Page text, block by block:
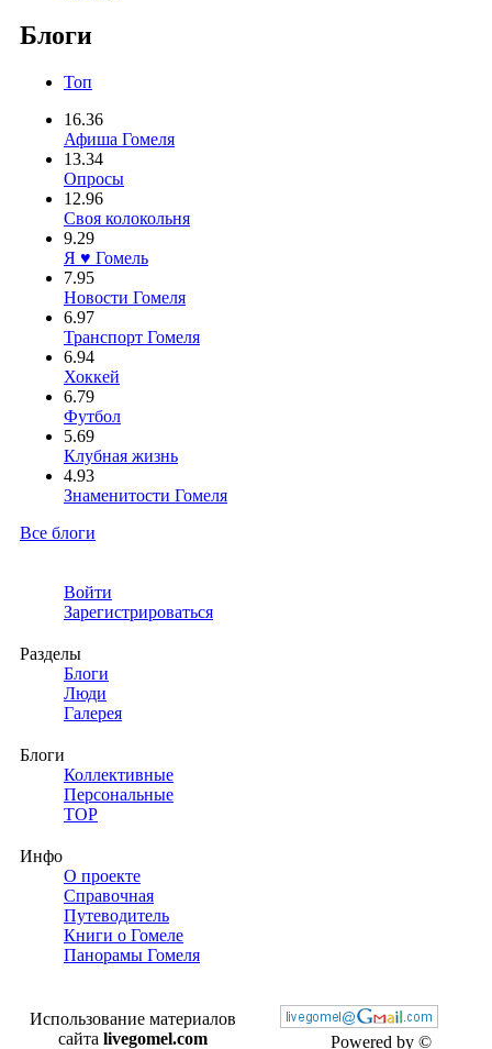
Блоги
Топ
16.36
Афиша Гомеля
13.34
Опросы
12.96
Своя колокольня
9.29
Я ♥ Гомель
7.95
Новости Гомеля
6.97
Транспорт Гомеля
6.94
Хоккей
6.79
Футбол
5.69
Клубная жизнь
4.93
Знаменитости Гомеля
Все блоги
Войти
Зарегистрироваться
Разделы
Блоги
Люди
Галерея
Блоги
Коллективные
Персональные
TOP
Инфо
О проекте
Справочная
Путеводитель
Книги о Гомеле
Панорамы Гомеля
Powered by ©
Использование материалов
сайта livegomel.com